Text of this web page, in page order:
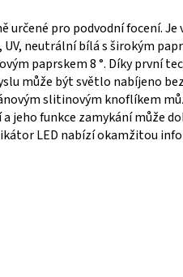
určené pro podvodní focení. Je
neutrální bílá s širokým
paprskem 8 °. Díky první
může být světlo nabíjeno
slitinovým knoflíkem
jeho funkce zamykání může
LED nabízí okamžitou